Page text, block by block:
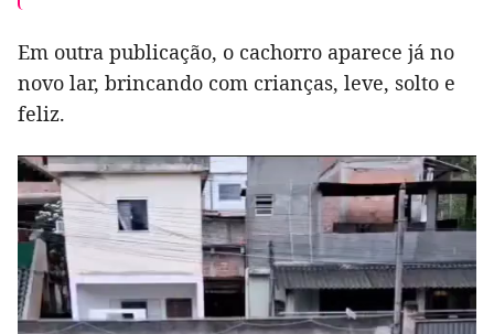
Em outra publicação, o cachorro aparece já no
novo lar, brincando com crianças, leve, solto e
feliz.